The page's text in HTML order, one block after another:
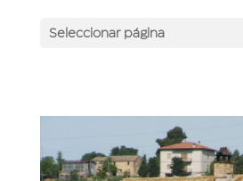
Seleccionar página